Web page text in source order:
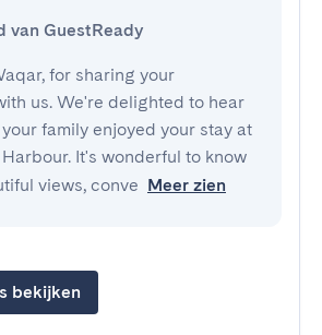
van GuestReady
for sharing your
us. We're delighted to hear
family enjoyed your stay at
It's wonderful to know
views, conve Meer zien
bekijken